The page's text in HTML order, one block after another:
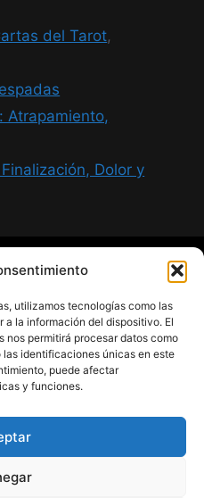
utilizamos tecnologías como las
la información del dispositivo. El
permitirá procesar datos como
identificaciones únicas en este
puede afectar
y funciones.
del Tarot,
espadas
Atrapamiento,
Dolor y